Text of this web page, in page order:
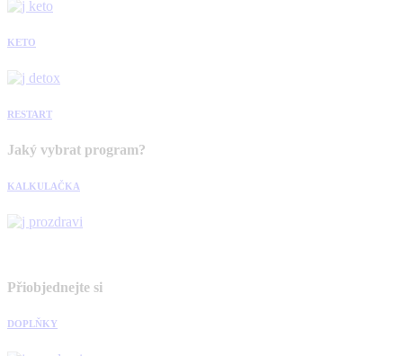
KETO
RESTART
Jaký vybrat program?
KALKULAČKA
Přiobjednejte si
DOPLŇKY